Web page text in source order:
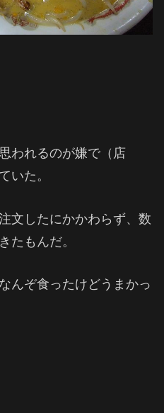
われるのが嫌で（店
いた。
文したにかかわらず、数
たもんだ。
んぞ食ったけどうまかっ